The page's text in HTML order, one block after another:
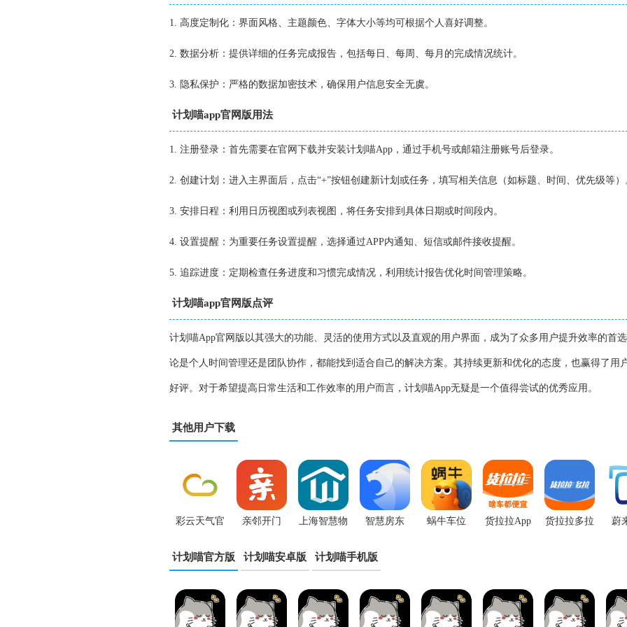
1. 高度定制化：界面风格、主题颜色、字体大小等均可根据个人喜好调整。
2. 数据分析：提供详细的任务完成报告，包括每日、每周、每月的完成情况统计。
3. 隐私保护：严格的数据加密技术，确保用户信息安全无虞。
计划喵app官网版用法
1. 注册登录：首先需要在官网下载并安装计划喵App，通过手机号或邮箱注册账号后登录。
2. 创建计划：进入主界面后，点击“+”按钮创建新计划或任务，填写相关信息（如标题、时间、优先级等）
3. 安排日程：利用日历视图或列表视图，将任务安排到具体日期或时间段内。
4. 设置提醒：为重要任务设置提醒，选择通过APP内通知、短信或邮件接收提醒。
5. 追踪进度：定期检查任务进度和习惯完成情况，利用统计报告优化时间管理策略。
计划喵app官网版点评
计划喵App官网版以其强大的功能、灵活的使用方式以及直观的用户界面，成为了众多用户提升效率的首
论是个人时间管理还是团队协作，都能找到适合自己的解决方案。其持续更新和优化的态度，也赢得了用
好评。对于希望提高日常生活和工作效率的用户而言，计划喵App无疑是一个值得尝试的优秀应用。
其他用户下载
彩云天气官
方正版
亲邻开门
app
上海智慧物
业app
智慧房东
App
蜗牛车位 货拉拉App 货拉拉多拉 蔚
计划喵官方版 计划喵安卓版 计划喵手机版